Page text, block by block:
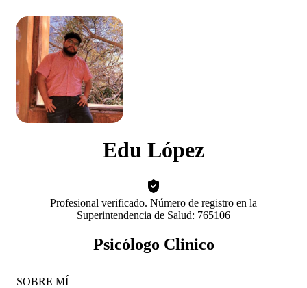
Edu López
Profesional verificado. Número de registro en la
Superintendencia de Salud: 765106
Psicólogo Clinico
SOBRE MÍ